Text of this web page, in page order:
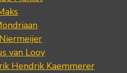
van Looy
Hendrik Kaemmerer